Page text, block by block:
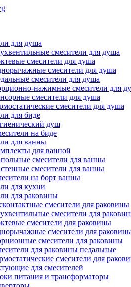
для душа
смесители для душа
смесители для душа
смесители для душа
смесители для душа
нажимные смесители для
смесители для душа
смесители для душа
для биде
душ
на биде
для ванны
для ванной
смесители для ванны
смесители для ванны
на борт ванны
для кухни
для раковины
смесители для раковины
смесители для
смесители для раковины
смесители для
смесители для раковины
для раковины педальные
смесители для
для смесителей
питания и трансформаторы